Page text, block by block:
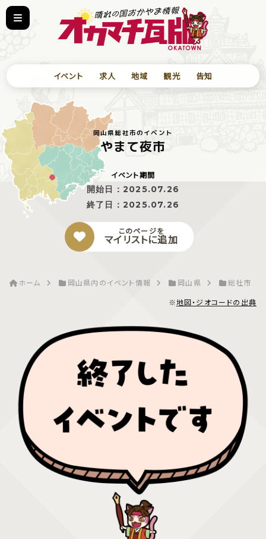
イベント 求人 地域 観光 告知
岡山県総社市のイベント
やまて夜市
イベント期間
開始日： 2025.07.26
終了日： 2025.07.26
このページを
マイリストに追加
ホーム 岡山県内のイベント情報 岡山県
総社市
※地図・ジオコードの出典